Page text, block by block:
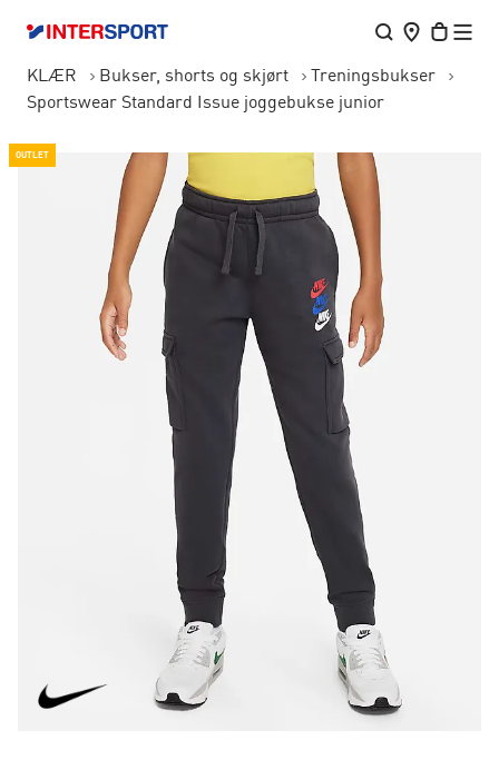
KLÆR Bukser, shorts og skjørt
Treningsbukser
Sportswear Standard Issue joggebukse junior
OUTLET